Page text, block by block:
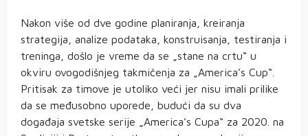
Nakon više od dve godine planiranja, kreiranja
strategija, analize podataka, konstruisanja, testiranja i
treninga, došlo je vreme da se „stane na crtu“ u
okviru ovogodišnjeg takmičenja za „America’s Cup“.
Pritisak za timove je utoliko veći jer nisu imali prilike
da se međusobno uporede, budući da su dva
događaja svetske serije „America’s Cupa“ za 2020. na